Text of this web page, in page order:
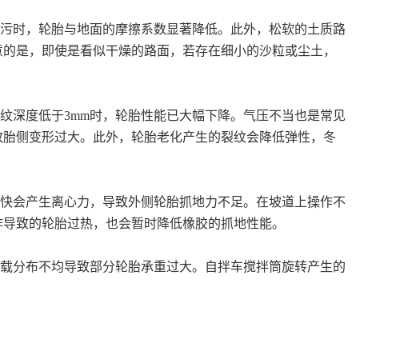
，轮胎与地面的摩擦系数显著降低。此外，松软的土质路
是，即使是看似干燥的路面，若存在细小的沙粒或尘土，
度低于3mm时，轮胎性能已大幅下降。气压不当也是常见
侧变形过大。此外，轮胎老化产生的裂纹会降低弹性，冬
产生离心力，导致外侧轮胎抓地力不足。在坡道上操作不
致的轮胎过热，也会暂时降低橡胶的抓地性能。
布不均导致部分轮胎承重过大。自拌车搅拌筒旋转产生的